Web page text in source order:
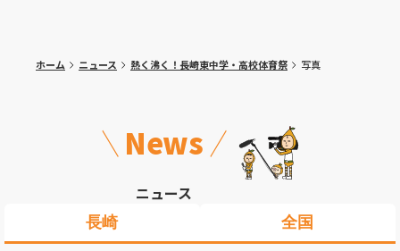
ホーム ニュース 熱く沸く！長崎東中学・高校体育祭 写真
News
ニュース
長崎 全国